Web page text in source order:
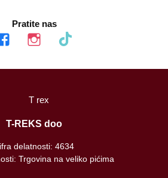
Pratite nas
instagram tiktok
T-REKS doo
delatnosti: 4634
Trgovina na veliko pićima